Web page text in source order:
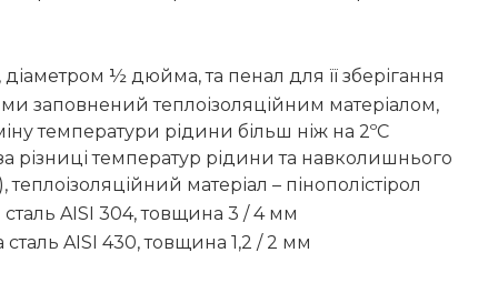
діаметром ½ дюйма, та пенал для її зберігання
заповнений теплоізоляційним матеріалом,
температури рідини більш ніж на 2ºС
різниці температур рідини та навколишнього
матеріал – пінополістірол
AISI 304, товщина 3 / 4 мм
сталь AISI 430, товщина 1,2 / 2 мм